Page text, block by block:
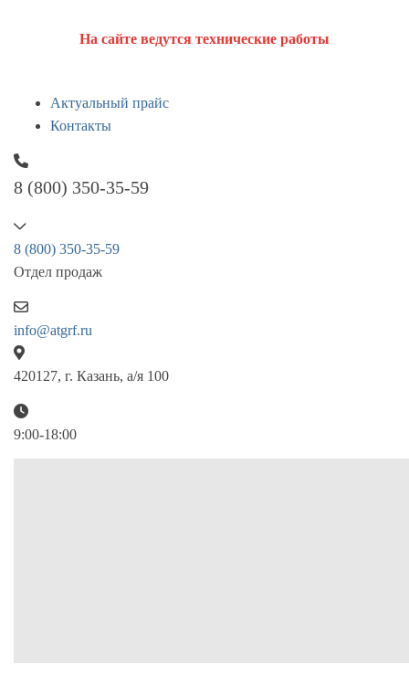
На сайте ведутся технические работы
Актуальный прайс
Контакты
8 (800) 350-35-59
8 (800) 350-35-59
Отдел продаж
info@atgrf.ru
420127, г. Казань, а/я 100
9:00-18:00